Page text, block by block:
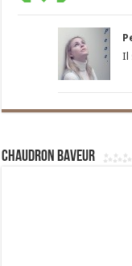
Il
Chaudron Baveur